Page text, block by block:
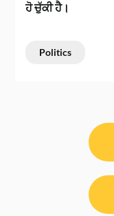
ਹੋ ਚੁੱਕੀ ਹੈ।
Politics